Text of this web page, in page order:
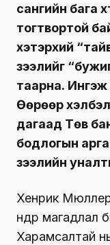
сангийн бага
тогтвортой
хэтэрхий
зээлийг
таарна. Ингэж
Өөрөөр
дагаад Төв
бодлогын
зээлийн
Хенрик
өндөр
Харамсалтай